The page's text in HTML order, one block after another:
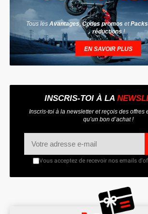
Tous les Avantages,Codes promos etPacks
réductions !
EN SAVOIR PLUS
INSCRIS-TOI À LA
Inscris-toi à la newsletter et reçois des offres
qu’un bon d’achat !
Vous acceptez de recevoir nos emails